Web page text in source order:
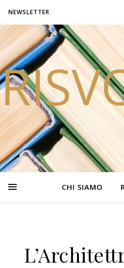
NEWSLETTER
CHI SIAMO